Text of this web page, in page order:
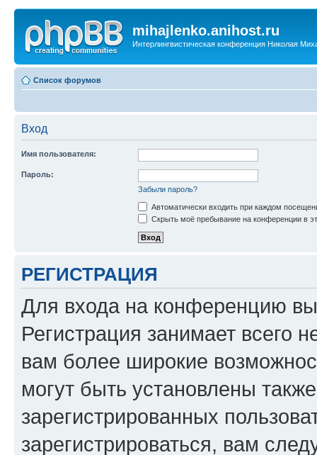
mihajlenko.anihost.ru
Интерлингвистическая конференция Николая
Список форумов
Вход
Имя пользователя:
Пароль:
Забыли пароль?
Автоматически входить при каждом
Скрыть моё пребывание на конференции в
РЕГИСТРАЦИЯ
Для входа на конференцию
Регистрация занимает всего
вам более широкие
могут быть установлены
зарегистрированных
зарегистрироваться, вам